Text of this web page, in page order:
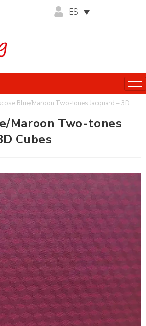
ES
Blue/Maroon Two-tones Jacquard – 3D
Maroon Two-tones
Cubes